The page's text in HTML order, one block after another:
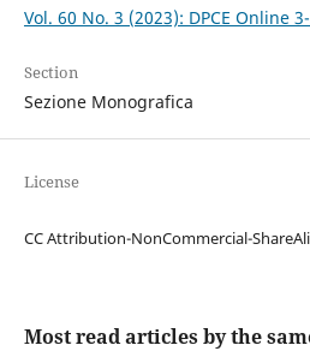
Vol. 60 No. 3 (2023): DPCE Online
Section
Sezione Monografica
License
CC Attribution-NonCommercial-
Most read articles by the